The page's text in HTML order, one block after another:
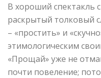
В хороший спектакль
раскрытый толковый
– «простить» и
этимологическим
«Прощай» уже не
почти повеление;